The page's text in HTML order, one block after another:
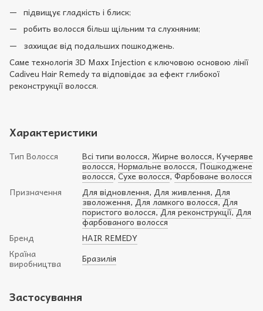
підвищує гладкість і блиск;
робить волосся більш щільним та слухняним;
захищає від подальших пошкоджень.
Саме технологія 3D Maxx Injection є ключовою основою лінії
Cadiveu Hair Remedy та відповідає за ефект глибокої
реконструкції волосся.
Характеристики
Тип Волосся Всі типи волосся, Жирне волосся, Кучеряве
волосся,Нормальне волосся,Пошкоджене
волосся, Сухе волосся,Фарбоване волосся
Призначення
Для відновлення, Для живлення, Для
зволоження,Для ламкого волосся,Для
пористого волосся,Для реконструкції,Для
фарбованого волосся
Бренд
HAIR REMEDY
Країна
виробництва Бразилія
Застосування